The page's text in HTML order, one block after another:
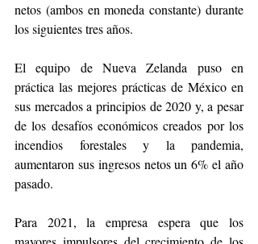
netos (ambos en moneda constante) durante
los siguientes tres años.
El equipo de Nueva Zelanda puso en
práctica las mejores prácticas de México en
sus mercados a principios de 2020 y, a pesar
de los desafíos económicos creados por los
incendios forestales y la pandemia,
aumentaron sus ingresos netos un 6% el año
pasado.
Para 2021, la empresa espera que los